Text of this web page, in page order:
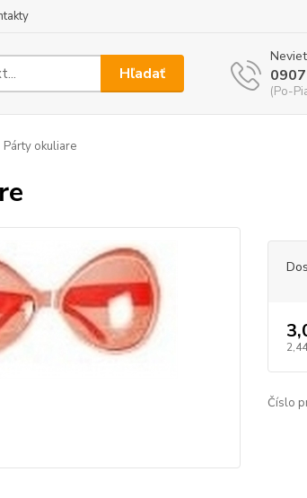
Hľadať
(Po-
Párty okuliare
Číslo